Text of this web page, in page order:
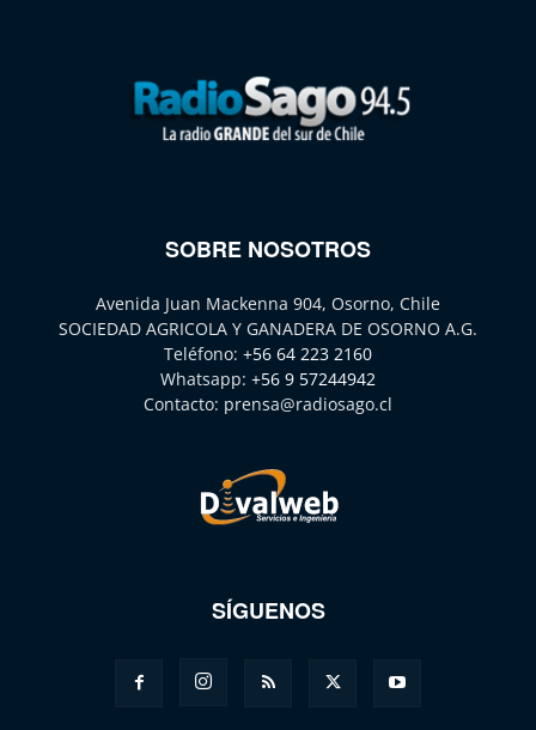
SOBRE NOSOTROS
Avenida Juan Mackenna 904, Osorno, Chile
SOCIEDAD AGRICOLA Y GANADERA DE OSORNO A.G.
Teléfono: +56 64 223 2160
Whatsapp: +56 9 57244942
Contacto: prensa@radiosago.cl
SÍGUENOS